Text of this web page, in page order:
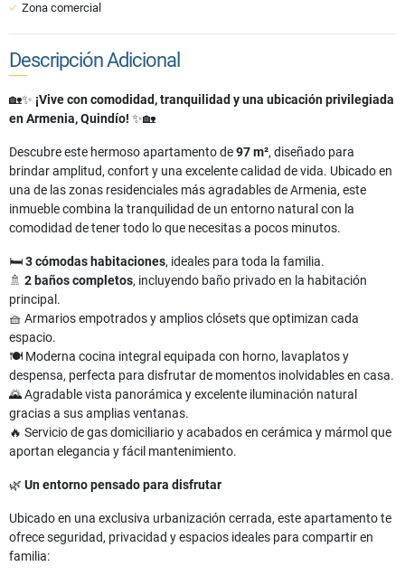
Zona comercial
Descripción Adicional
🏡✨ ¡Vive con comodidad, tranquilidad y una ubicación privilegiada
en Armenia, Quindío! ✨🏡
Descubre este hermoso apartamento de97 m², diseñado para
brindar amplitud, confort y una excelente calidad de vida. Ubicado en
una de las zonas residenciales más agradables de Armenia, este
inmueble combina la tranquilidad de un entorno natural con la
comodidad de tener todo lo que necesitas a pocos minutos.
🛏️3 cómodas habitaciones, ideales para toda la familia.
🚿 2 baños completos, incluyendo baño privado en la habitación
principal.
🧺 Armarios empotrados y amplios clósets que optimizan cada
espacio.
🍽️ Moderna cocina integral equipada con horno, lavaplatos y
despensa, perfecta para disfrutar de momentos inolvidables en casa.
🌄 Agradable vista panorámica y excelente iluminación natural
gracias a sus amplias ventanas.
🔥 Servicio de gas domiciliario y acabados en cerámica y mármol que
aportan elegancia y fácil mantenimiento.
🌿 Un entorno pensado para disfrutar
Ubicado en una exclusiva urbanización cerrada, este apartamento te
ofrece seguridad, privacidad y espacios ideales para compartir en
familia: